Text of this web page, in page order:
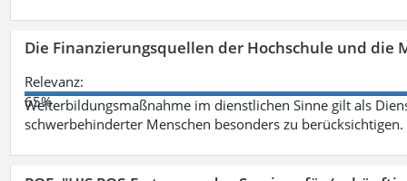
Die Finanzierungsquellen der Hochschule und die
Relevanz:
65%
Weiterbildungsmaßnahme im dienstlichen Sinne gilt als
schwerbehinderter Menschen besonders zu berücksichtigen.